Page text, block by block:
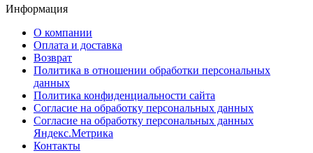
Информация
О компании
Оплата и доставка
Возврат
Политика в отношении обработки персональных
данных
Политика конфиденциальности сайта
Согласие на обработку персональных данных
Согласие на обработку персональных данных
Яндекс.Метрика
Контакты